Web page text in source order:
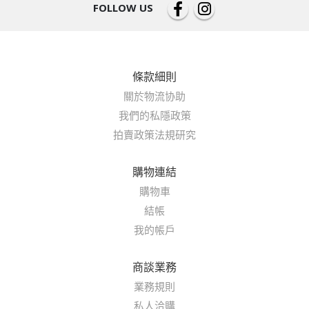
FOLLOW US
條款細則
關於物流协助
我們的私隱政策
拍賣政策法規研究
購物連結
購物車
結帳
我的帳戶
商談業務
業務規則
私人洽購